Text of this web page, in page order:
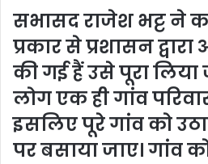
सभासद राजेश भट्ट ने
प्रकार से प्रशासन
की गई हैं उसे पूरा लिया
लोग एक ही गांव
इसलिए पूरे गांव को
पर बसाया जाए। गांव